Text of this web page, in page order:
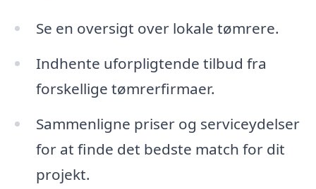
Se en oversigt over lokale tømrere.
Indhente uforpligtende tilbud fra
forskellige tømrerfirmaer.
Sammenligne priser og serviceydelser
for at finde det bedste match for dit
projekt.